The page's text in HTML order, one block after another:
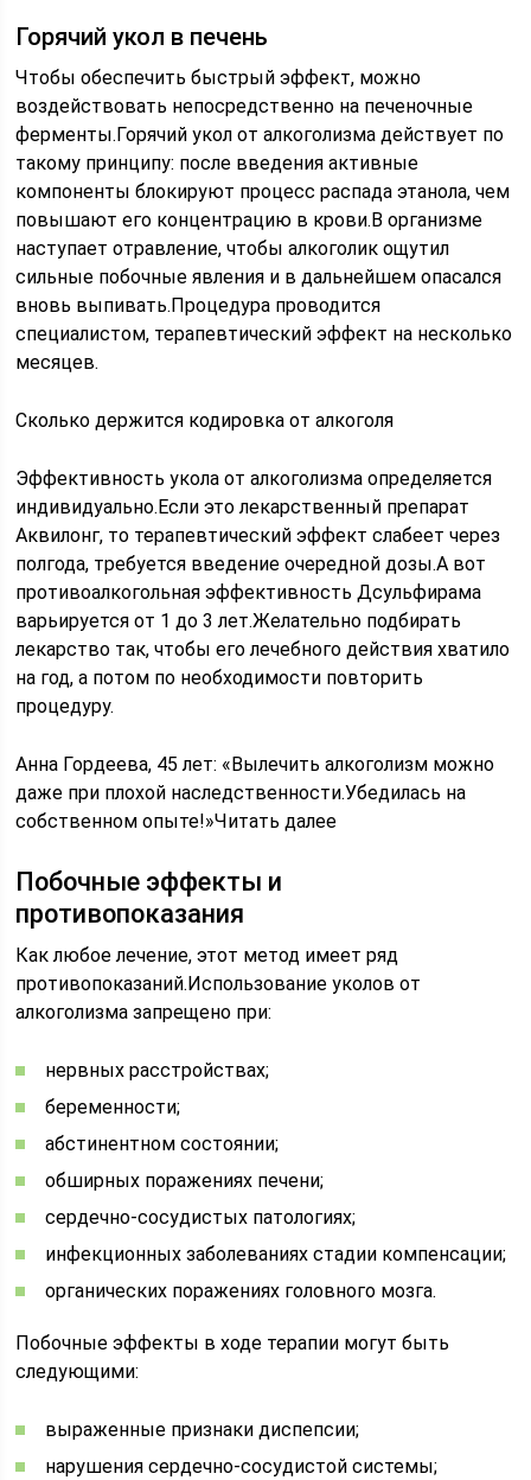
Горячий укол в печень
Чтобы обеспечить быстрый эффект, можно
воздействовать непосредственно на печеночные
ферменты.Горячий укол от алкоголизма действует по
такому принципу: после введения активные
компоненты блокируют процесс распада этанола, чем
повышают его концентрацию в крови.В организме
наступает отравление, чтобы алкоголик ощутил
сильные побочные явления и в дальнейшем опасался
вновь выпивать.Процедура проводится
специалистом, терапевтический эффект на несколько
месяцев.
Сколько держится кодировка от алкоголя
Эффективность укола от алкоголизма определяется
индивидуально.Если это лекарственный препарат
Аквилонг, то терапевтический эффект слабеет через
полгода, требуется введение очередной дозы.А вот
противоалкогольная эффективность Дсульфирама
варьируется от 1 до 3 лет.Желательно подбирать
лекарство так, чтобы его лечебного действия хватило
на год, а потом по необходимости повторить
процедуру.
Анна Гордеева, 45 лет: «Вылечить алкоголизм можно
даже при плохой наследственности.Убедилась на
собственном опыте!»­Читать далее­
Побочные эффекты и
противопоказания
Как любое лечение, этот метод имеет ряд
противопоказаний.Использование уколов от
алкоголизма запрещено при:
нервных расстройствах;
беременности;
абстинентном состоянии;
обширных поражениях печени;
сердечно-сосудистых патологиях;
инфекционных заболеваниях стадии компенсации;
органических поражениях головного мозга.
Побочные эффекты в ходе терапии могут быть
следующими:
выраженные признаки диспепсии;
нарушения сердечно-сосудистой системы;